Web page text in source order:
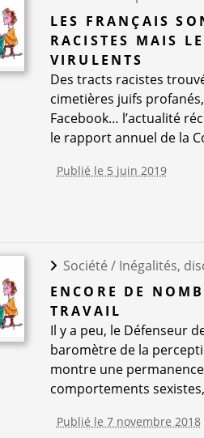
LES FRANÇAIS
RACISTES MAIS
VIRULENTS
Des tracts racistes
cimetières juifs
Facebook… l’actualité
le rapport annuel de la
Publié le 5 juin 2019
Société / Inégalités,
ENCORE DE
TRAVAIL
Il y a peu, le Défenseur
baromètre de la
montre une
comportements
Publié le 7 novembre 2018